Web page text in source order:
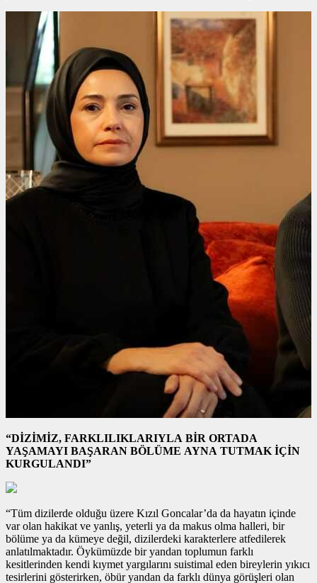
“DİZİMİZ, FARKLILIKLARIYLA BİR ORTADA
YAŞAMAYI BAŞARAN BÖLÜME AYNA TUTMAK İÇİN
KURGULANDI”
“Tüm dizilerde olduğu üzere Kızıl Goncalar’da da hayatın içinde
var olan hakikat ve yanlış, yeterli ya da makus olma halleri, bir
bölüme ya da kümeye değil, dizilerdeki karakterlere atfedilerek
anlatılmaktadır. Öykümüzde bir yandan toplumun farklı
kesitlerinden kendi kıymet yargılarını suistimal eden bireylerin yıkıcı
tesirlerini gösterirken, öbür yandan da farklı dünya görüşleri olan